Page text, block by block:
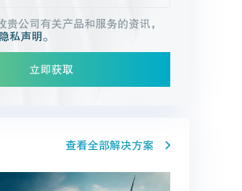
贵公司有关产品和服务的资讯，
私声明。
立即获取
查看全部解决方案